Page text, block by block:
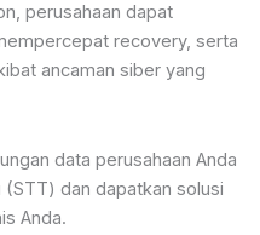
perusahaan dapat
recovery, serta
ancaman siber yang
data perusahaan Anda
dan dapatkan solusi
Anda.